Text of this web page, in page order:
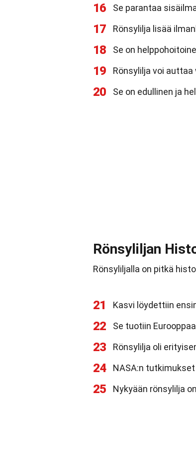
16 Se parantaa
17 Rönsylilja lisää
18 Se on
19 Rönsylilja voi
20 Se on edullinen ja
Rönsyliljan
Rönsyliljalla on pitkä
21 Kasvi löydettiin
22 Se tuotiin
23 Rönsylilja oli
24 NASA:n
25 Nykyään rönsylilja